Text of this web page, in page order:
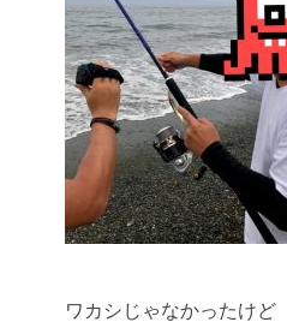
ワカシじゃなかったけど